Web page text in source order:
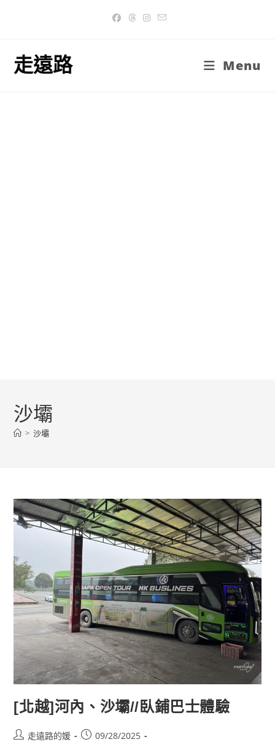
走遠路 Menu
沙壩
> 沙壩
[北越]河內、沙壩//臥鋪巴士體驗
Post走遠路的媛
Post09/28/2025